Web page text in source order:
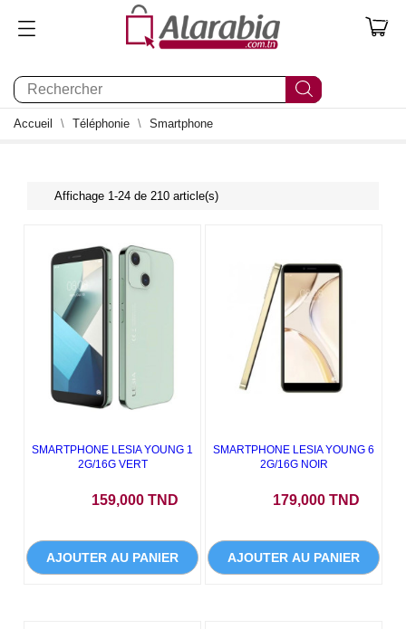
0
Accueil Téléphonie Smartphone
Affichage 1-24 de 210 article(s)
SMARTPHONE LESIA YOUNG 1
2G/16G VERT
159,000 TND
AJOUTER AU PANIER
SMARTPHONE LESIA YOUNG 6
2G/16G NOIR
179,000 TND
AJOUTER AU PANIER